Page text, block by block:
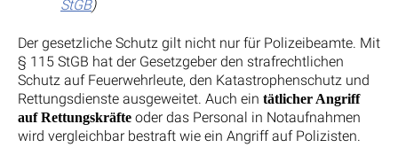
StGB)
Der gesetzliche Schutz gilt nicht nur für Polizeibeamte. Mit
§ 115 StGB hat der Gesetzgeber den strafrechtlichen
Schutz auf Feuerwehrleute, den Katastrophenschutz und
Rettungsdienste ausgeweitet. Auch ein tätlicher Angriff
auf Rettungskräfte oder das Personal in Notaufnahmen
wird vergleichbar bestraft wie ein Angriff auf Polizisten.